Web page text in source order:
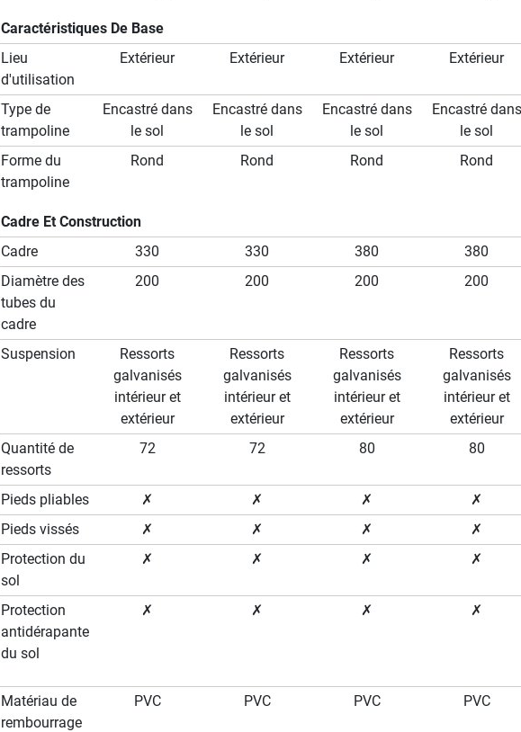
Caractéristiques De Base
Lieu
d'utilisation
Extérieur Extérieur Extérieur Extérieur
Type de
trampoline
Encastré dans
le sol
Encastré dans
le sol
Encastré dans
le sol
Encastré dans
le sol
Forme du
trampoline
Rond Rond Rond Rond
Cadre Et Construction
Cadre
330 330 380 380
Diamètre des
tubes du
cadre
200 200 200 200
Suspension
Ressorts
galvanisés
intérieur et
extérieur
Ressorts
galvanisés
intérieur et
extérieur
Ressorts
galvanisés
intérieur et
extérieur
Ressorts
galvanisés
intérieur et
extérieur
Quantité de
ressorts
72 72 80 80
Pieds pliables ✗ ✗ ✗ ✗
Pieds vissés
✗ ✗ ✗ ✗
Protection du
sol
✗ ✗ ✗ ✗
Protection
antidérapante
du sol
✗ ✗ ✗ ✗
Matériau de
rembourrage
PVC PVC PVC PVC